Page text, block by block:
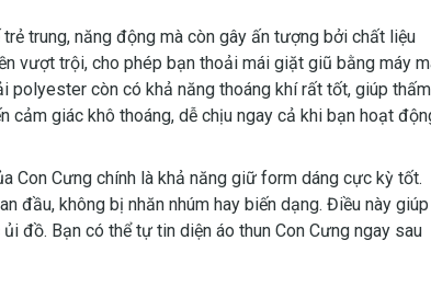
trung, năng động mà còn gây ấn tượng bởi chất liệu
vượt trội, cho phép bạn thoải mái giặt giũ bằng máy
polyester còn có khả năng thoáng khí rất tốt, giúp thấm
cảm giác khô thoáng, dễ chịu ngay cả khi bạn hoạt
Con Cưng chính là khả năng giữ form dáng cực kỳ tốt.
đầu, không bị nhăn nhúm hay biến dạng. Điều này giúp
đồ. Bạn có thể tự tin diện áo thun Con Cưng ngay sau